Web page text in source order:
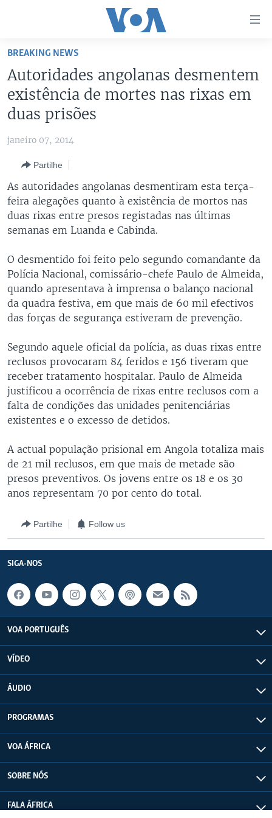
Acesso
para
artigo
principal
para
principal
para
Pesquisa
ANGOLA
MOÇAMBIQUE
BRASIL
DOSSIERS ESPECIAIS
AFRICA AGORA
SAÚDE EM FOCO
VOA 60 CLIMA
VOA60 MUNDO
SIGA-NOS
Línguas
BREAKING NEWS
Autoridades angolanas desmentem
existência de mortes nas rixas em
duas prisões
janeiro 07, 2014
Partilhe
As autoridades angolanas desmentiram esta terça-
feira alegações quanto à existência de mortos nas
duas rixas entre presos registadas nas últimas
semanas em Luanda e Cabinda.
O desmentido foi feito pelo segundo comandante da
Polícia Nacional, comissário-chefe Paulo de Almeida,
quando apresentava à imprensa o balanço nacional
da quadra festiva, em que mais de 60 mil efectivos
das forças de segurança estiveram de prevenção.
Segundo aquele oficial da polícia, as duas rixas entre
reclusos provocaram 84 feridos e 156 tiveram que
receber tratamento hospitalar. Paulo de Almeida
justificou a ocorrência de rixas entre reclusos com a
falta de condições das unidades penitenciárias
existentes e o excesso de detidos.
A actual população prisional em Angola totaliza mais
de 21 mil reclusos, em que mais de metade são
presos preventivos. Os jovens entre os 18 e os 30
anos representam 70 por cento do total.
Partilhe Follow us
SIGA-NOS
VOA PORTUGUÊS
VÍDEO
ÁUDIO
PROGRAMAS
VOA ÁFRICA
SOBRE NÓS
FALA ÁFRICA